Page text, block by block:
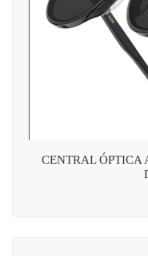
CENTRAL ÓPTICA